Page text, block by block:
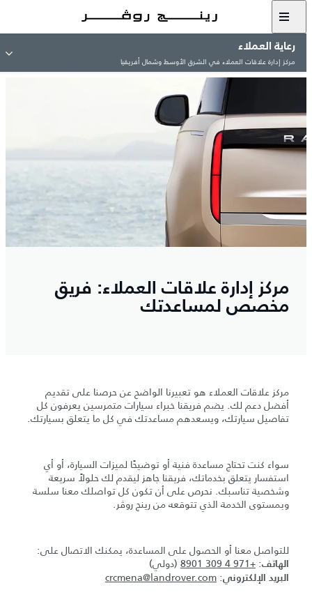
رعاية العملاء
مركز إدارة علاقات العملاء في الشرق الأوسط وشمال أفريقيا
مركز إدارة علاقات العملاء: فريق
مخصص لمساعدتك
مركز علاقات العملاء هو تعبيرنا الواضح عن حرصنا على تقديم
أفضل دعم لك. يضم فريقنا خبراء سيارات متمرسين يعرفون كل
تفاصيل سيارتك، ويسعدهم مساعدتك في كل ما يتعلق بسيارتك.
سواء كنت تحتاج مساعدة فنية أو توضيحًا لميزات السيارة، أو أي
استفسار يتعلق بخدماتك، فريقنا جاهز ليقدم لك حلولاً سريعة
وشخصية تناسبك. نحرص على أن تكون كل تواصلك معنا سلسة
وبمستوى الخدمة الذي تتوقعه من رينج روڤر.
للتواصل معنا أو الحصول على المساعدة، يمكنك الاتصال على:
الهاتف:
+971 4 309 8901 (دولي)
البريد الإلكتروني:
crcmena@landrover.com